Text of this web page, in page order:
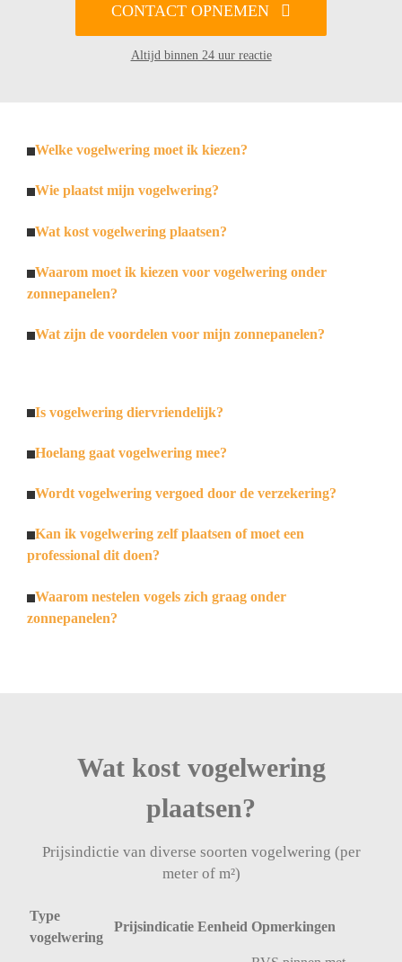
CONTACT OPNEMEN
Altijd binnen 24 uur reactie
Welke vogelwering moet ik kiezen?
Wie plaatst mijn vogelwering?
Wat kost vogelwering plaatsen?
Waarom moet ik kiezen voor vogelwering onder
zonnepanelen?
Wat zijn de voordelen voor mijn zonnepanelen?
Is vogelwering diervriendelijk?
Hoelang gaat vogelwering mee?
Wordt vogelwering vergoed door de verzekering?
Kan ik vogelwering zelf plaatsen of moet een
professional dit doen?
Waarom nestelen vogels zich graag onder
zonnepanelen?
Wat kost vogelwering
plaatsen?
Prijsindictie van diverse soorten vogelwering (per
meter of m²)
Type
vogelwering
Prijsindicatie Eenheid Opmerkingen